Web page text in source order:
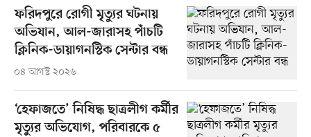
ফরিদপুরে রোগী মৃত্যুর ঘটনায়
অভিযান, আল-জারাসহ পাঁচটি
ক্লিনিক-ডায়াগনস্টিক সেন্টার বন্ধ
০৪ আগস্ট ২০২৬
‘হেফাজতে’ নিষিদ্ধ ছাত্রলীগ কর্মীর
মৃত্যুর অভিযোগ, পরিবারকে ৫